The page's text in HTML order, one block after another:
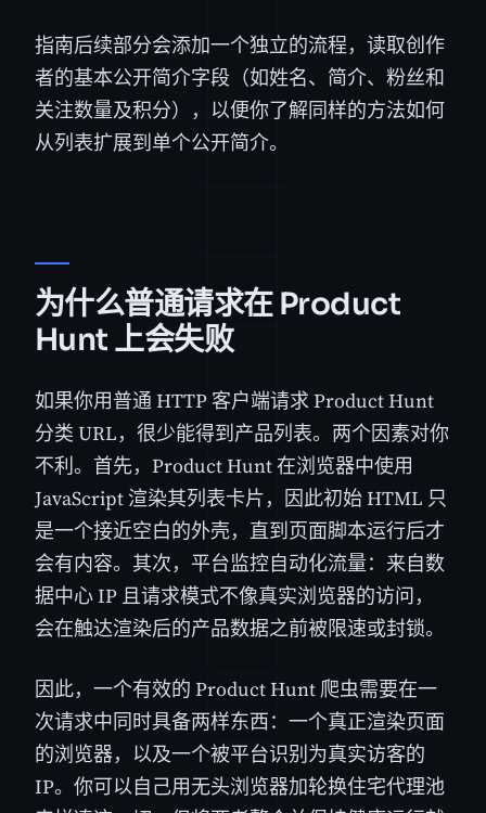
指南后续部分会添加一个独立的流程，读取创作
者的基本公开简介字段（如姓名、简介、粉丝和
关注数量及积分），以便你了解同样的方法如何
从列表扩展到单个公开简介。
为什么普通请求在 Product
Hunt 上会失败
如果你用普通 HTTP 客户端请求 Product Hunt
分类 URL，很少能得到产品列表。两个因素对你
不利。首先，Product Hunt 在浏览器中使用
JavaScript 渲染其列表卡片，因此初始 HTML 只
是一个接近空白的外壳，直到页面脚本运行后才
会有内容。其次，平台监控自动化流量：来自数
据中心 IP 且请求模式不像真实浏览器的访问，
会在触达渲染后的产品数据之前被限速或封锁。
因此，一个有效的 Product Hunt 爬虫需要在一
次请求中同时具备两样东西：一个真正渲染页面
的浏览器，以及一个被平台识别为真实访客的
IP。你可以自己用无头浏览器加轮换住宅代理池